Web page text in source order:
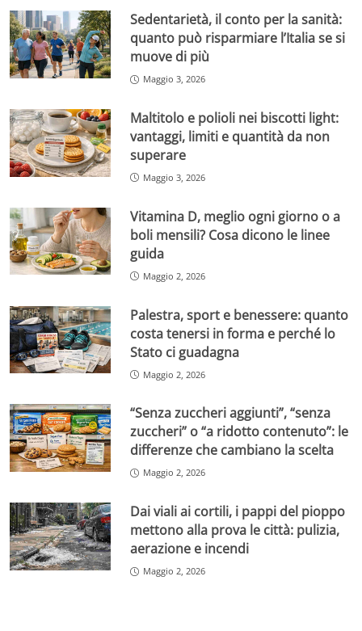
Sedentarietà, il conto per la sanità:
quanto può risparmiare l’Italia se si
muove di più
Maggio 3, 2026
Maltitolo e polioli nei biscotti light:
vantaggi, limiti e quantità da non
superare
Maggio 3, 2026
Vitamina D, meglio ogni giorno o a
boli mensili? Cosa dicono le linee
guida
Maggio 2, 2026
Palestra, sport e benessere: quanto
costa tenersi in forma e perché lo
Stato ci guadagna
Maggio 2, 2026
“Senza zuccheri aggiunti”, “senza
zuccheri” o “a ridotto contenuto”: le
differenze che cambiano la scelta
Maggio 2, 2026
Dai viali ai cortili, i pappi del pioppo
mettono alla prova le città: pulizia,
aerazione e incendi
Maggio 2, 2026